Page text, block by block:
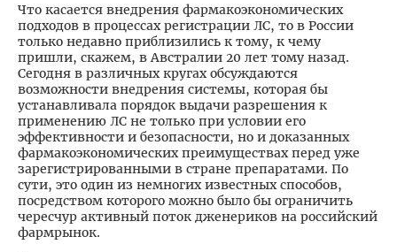
Что касается внедрения фармакоэкономических
подходов в процессах регистрации ЛС, то в России
только недавно приблизились к тому, к чему
пришли, скажем, в Австралии 20 лет тому назад.
Сегодня в различных кругах обсуждаются
возможности внедрения системы, которая бы
устанавливала порядок выдачи разрешения к
применению ЛС не только при условии его
эффективности и безопасности, но и доказанных
фармакоэкономических преимуществах перед уже
зарегистрированными в стране препаратами. По
сути, это один из немногих известных способов,
посредством которого можно было бы ограничить
чересчур активный поток дженериков на российский
фармрынок.